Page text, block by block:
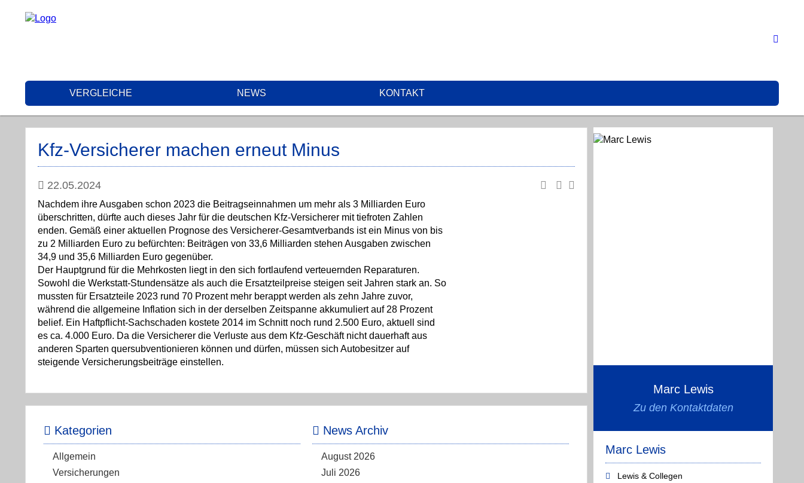
VERGLEICHE NEWS KONTAKT
Marc Lewis
Zu den Kontaktdaten
Marc Lewis
Lewis & Collegen
Kfz-Versicherer machen erneut Minus
22.05.2024
Nachdem ihre Ausgaben schon 2023 die Beitragseinnahmen um mehr als 3 Milliarden Euro
überschritten, dürfte auch dieses Jahr für die deutschen Kfz-Versicherer mit tiefroten Zahlen
enden. Gemäß einer aktuellen Prognose des Versicherer-Gesamtverbands ist ein Minus von bis
zu 2 Milliarden Euro zu befürchten: Beiträgen von 33,6 Milliarden stehen Ausgaben zwischen
34,9 und 35,6 Milliarden Euro gegenüber.
Der Hauptgrund für die Mehrkosten liegt in den sich fortlaufend verteuernden Reparaturen.
Sowohl die Werkstatt-Stundensätze als auch die Ersatzteilpreise steigen seit Jahren stark an. So
mussten für Ersatzteile 2023 rund 70 Prozent mehr berappt werden als zehn Jahre zuvor,
während die allgemeine Inflation sich in der derselben Zeitspanne akkumuliert auf 28 Prozent
belief. Ein Haftpflicht-Sachschaden kostete 2014 im Schnitt noch rund 2.500 Euro, aktuell sind
es ca. 4.000 Euro. Da die Versicherer die Verluste aus dem Kfz-Geschäft nicht dauerhaft aus
anderen Sparten quersubventionieren können und dürfen, müssen sich Autobesitzer auf
steigende Versicherungsbeiträge einstellen.
Kategorien
Allgemein
Versicherungen
News Archiv
August 2026
Juli 2026